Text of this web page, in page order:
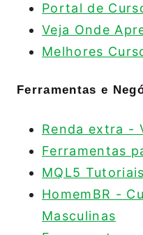
Portal de
Veja Onde
Melhores
Ferramentas e
Renda extra -
Ferramentas
MQL5
HomemBR -
Masculinas